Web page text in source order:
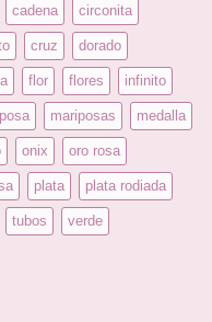
cadena circonita
cruz dorado
flor flores infinito
mariposas medalla
onix oro rosa
plata plata rodiada
tubos verde